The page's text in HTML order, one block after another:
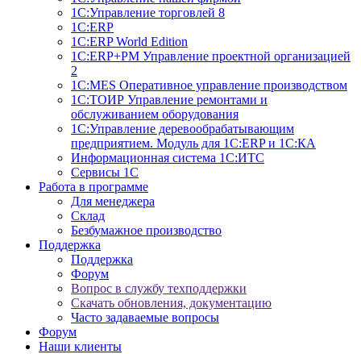
1С:Управление торговлей 8
1С:ERP
1С:ERP World Edition
1С:ERP+PM Управление проектной организацией
2
1С:MES Оперативное управление производством
1С:ТОИР Управление ремонтами и
обслуживанием оборудования
1С:Управление деревообрабатывающим
предприятием. Модуль для 1С:ERP и 1С:КА
Информационная система 1С:ИТС
Сервисы 1С
Работа в программе
Для менеджера
Склад
Безбумажное производство
Поддержка
Поддержка
Форум
Вопрос в службу техподдержки
Скачать обновления, документацию
Часто задаваемые вопросы
Форум
Наши клиенты